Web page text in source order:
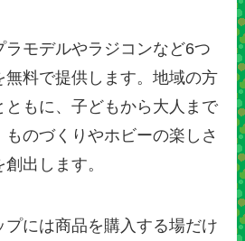
ラモデルやラジコンなど6つ
無料で提供します。地域の方
ともに、子どもから大人まで
のづくりやホビーの楽しさ
出します。
には商品を購入する場だけ